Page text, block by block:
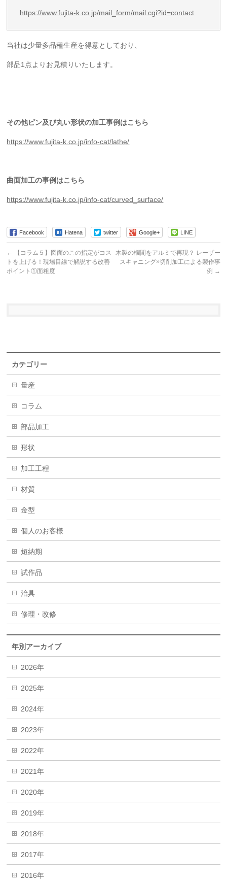
https://www.fujita-k.co.jp/mail_form/mail.cgi?id=contact
当社は少量多品種生産を得意としており、
部品1点よりお見積りいたします。
その他ピン及び丸い形状の加工事例はこちら
https://www.fujita-k.co.jp/info-cat/lathe/
曲面加工の事例はこちら
https://www.fujita-k.co.jp/info-cat/curved_surface/
Facebook Hatena twitter Google+ LINE
←
【コラム５】図面のこの指定がコス
トを上げる！現場目線で解説する改善
ポイント①面粗度
木製の欄間をアルミで再現？ レーザー
スキャニング×切削加工による製作事
例 →
カテゴリー
量産
コラム
部品加工
形状
加工工程
材質
金型
個人のお客様
短納期
試作品
治具
修理・改修
年別アーカイブ
2026年
2025年
2024年
2023年
2022年
2021年
2020年
2019年
2018年
2017年
2016年